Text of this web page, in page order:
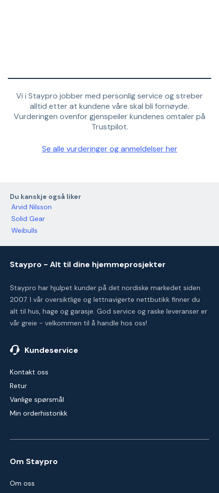
Vi i Staypro jobber med personlig service og streber
alltid etter at kundene våre skal bli fornøyde.
Vurderingen ovenfor gjenspeiler kundenes omtaler på
Trustpilot.
Se alle vurderinger og anmeldelser her
Du kanskje også liker
Arvid Nilsson
Solid Gear
Weibulls
Staypro - Alt til dine hjemmeprosjekter
Staypro har hjulpet kunder på det nordiske markedet siden
2007. I vår oversiktlige og lettnavigerte nettbutikk finner du
alt til hus, hage og garasje. God service og raske leveranser er
vår greie - velkommen til å handle hos oss!
Kundeservice
Kontakt oss
Retur
Vanlige spørsmål
Min orderhistorikk
Om Staypro
Om oss